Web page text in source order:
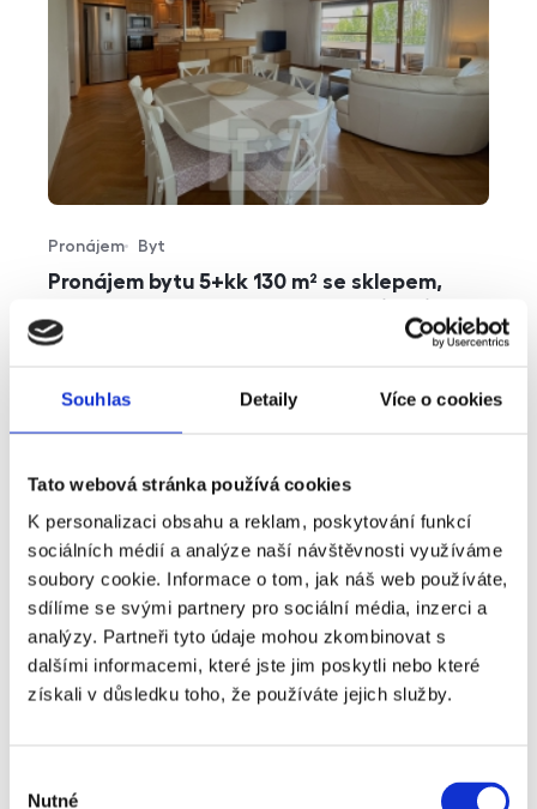
Souhlas Detaily Více o cookies
Tato webová stránka používá cookies
K personalizaci obsahu a reklam, poskytování funkcí
sociálních médií a analýze naší návštěvnosti využíváme
soubory cookie. Informace o tom, jak náš web používáte,
sdílíme se svými partnery pro sociální média, inzerci a
analýzy. Partneři tyto údaje mohou zkombinovat s
dalšími informacemi, které jste jim poskytli nebo které
získali v důsledku toho, že používáte jejich služby.
Nutné
Pronájem bytu 5+kk 130 m² se sklepem,
Typ nabídky
Pronájem
Typ nemovitosti
Byt
funkce
parkování sklep výtah
cena
49 000 Kč